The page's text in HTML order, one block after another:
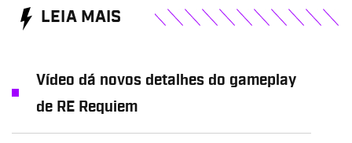
LEIA MAIS
Vídeo dá novos detalhes do gameplay
de RE Requiem